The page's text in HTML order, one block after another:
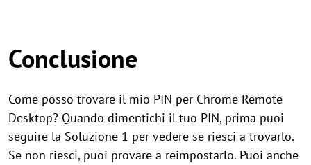
Conclusione
Come posso trovare il mio PIN per Chrome Remote
Desktop? Quando dimentichi il tuo PIN, prima puoi
seguire la Soluzione 1 per vedere se riesci a trovarlo.
Se non riesci, puoi provare a reimpostarlo. Puoi anche